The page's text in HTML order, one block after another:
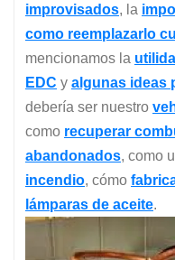
improvisados, la
como reemplazarlo
mencionamos la
EDC y algunas ideas
debería ser nuestro
como recuperar
abandonados, como
incendio, cómo
lámparas de aceite.